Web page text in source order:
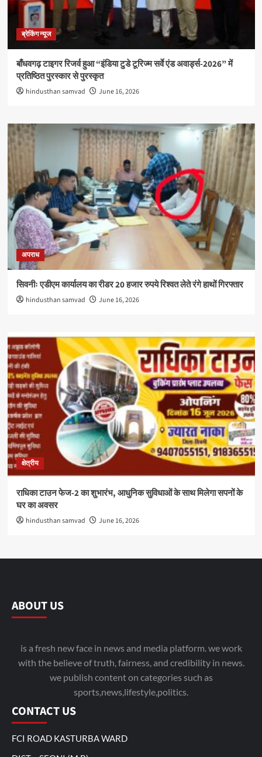
ब्रेकिंग न्यूज
बाँधवगढ़ टाइगर रिजर्व हुआ “इंडिया टुडे टूरिज्म सर्वे एंड अवार्ड्स-2026” में
प्रतिष्ठित पुरस्कार से पुरस्कृत
hindusthan samvad June 16, 2026
अपराध
सिवनीः एडीएम कार्यालय का रीडर 20 हजार रुपये रिश्वत लेते रंगे हाथों गिरफ्तार
hindusthan samvad June 16, 2026
क्षेत्रीय
राधिका टाउन फेज-2 का शुभारंभ, आधुनिक सुविधाओं के साथ मिलेगा सपनों के
घर का अवसर
hindusthan samvad June 16, 2026
ABOUT US
is a fresh new face in news and media platform. we work
with the believe of truth, fairness, and credibility in news.
we publish content on categories such as
sports,news,lifestyle,politics.
CONTACT US
FCI ROAD KASTURBA WARD